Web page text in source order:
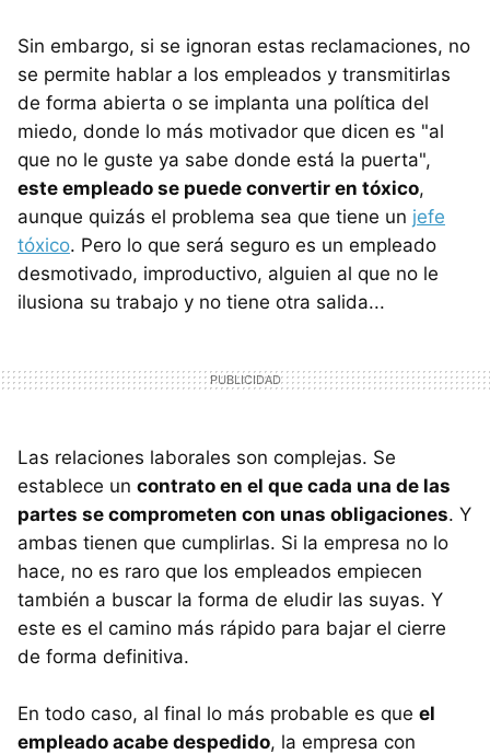
Sin embargo, si se ignoran estas reclamaciones, no
se permite hablar a los empleados y transmitirlas
de forma abierta o se implanta una política del
miedo, donde lo más motivador que dicen es "al
que no le guste ya sabe donde está la puerta",
este empleado se puede convertir en tóxico,
aunque quizás el problema sea que tiene un jefe
tóxico. Pero lo que será seguro es un empleado
desmotivado, improductivo, alguien al que no le
ilusiona su trabajo y no tiene otra salida...
Las relaciones laborales son complejas. Se
establece un contrato en el que cada una de las
partes se comprometen con unas obligaciones. Y
ambas tienen que cumplirlas. Si la empresa no lo
hace, no es raro que los empleados empiecen
también a buscar la forma de eludir las suyas. Y
este es el camino más rápido para bajar el cierre
de forma definitiva.
En todo caso, al final lo más probable es que el
empleado acabe despedido, la empresa con